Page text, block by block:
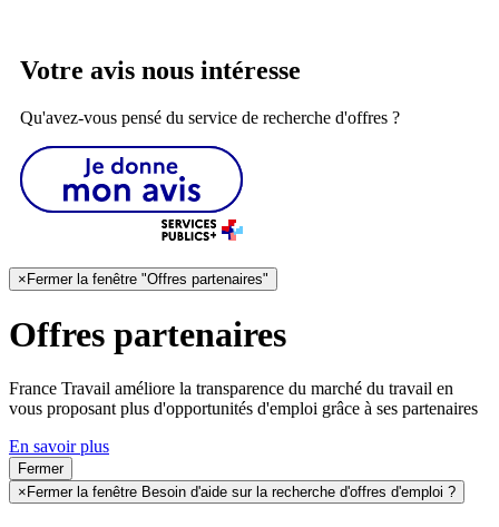
Votre avis nous intéresse
Qu'avez-vous pensé du service de recherche d'offres ?
×Fermer la fenêtre "Offres partenaires"
Offres partenaires
France Travail améliore la transparence du marché du travail en
vous proposant plus d'opportunités d'emploi grâce à ses partenaires
En savoir plus
Fermer
× Fermer la fenêtre Besoin d'aide sur la recherche d'offres d'emploi ?